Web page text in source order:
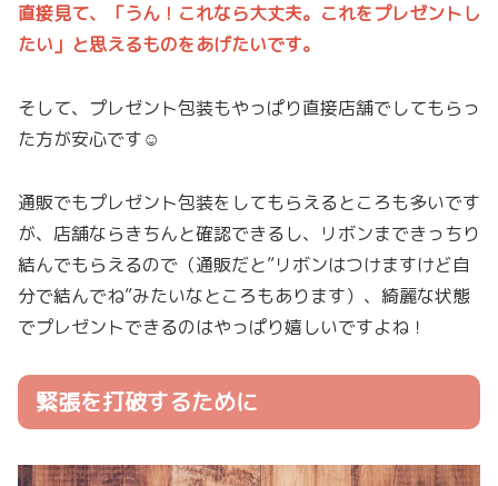
直接見て、「うん！これなら大丈夫。これをプレゼントし
たい」と思えるものをあげたいです。
そして、プレゼント包装もやっぱり直接店舗でしてもらっ
た方が安心です☺
通販でもプレゼント包装をしてもらえるところも多いです
が、店舗ならきちんと確認できるし、リボンまできっちり
結んでもらえるので（通販だと”リボンはつけますけど自
分で結んでね”みたいなところもあります）、綺麗な状態
でプレゼントできるのはやっぱり嬉しいですよね！
緊張を打破するために